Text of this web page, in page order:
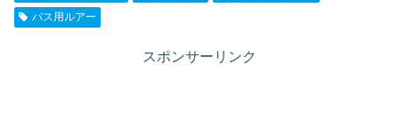
バス用ルアー
スポンサーリンク